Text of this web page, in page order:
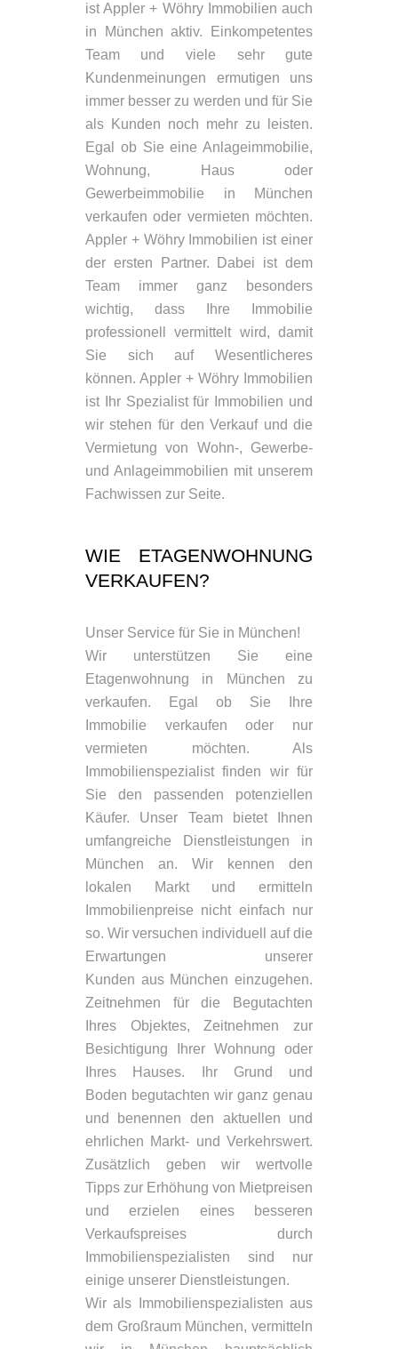
ist Appler + Wöhry Immobilien auch
in München aktiv. Einkompetentes
Team und viele sehr gute
Kundenmeinungen ermutigen uns
immer besser zu werden und für Sie
als Kunden noch mehr zu leisten.
Egal ob Sie eine Anlageimmobilie,
Wohnung, Haus oder
Gewerbeimmobilie in München
verkaufen oder vermieten möchten.
Appler + Wöhry Immobilien ist einer
der ersten Partner. Dabei ist dem
Team immer ganz besonders
wichtig, dass Ihre Immobilie
professionell vermittelt wird, damit
Sie sich auf Wesentlicheres
können. Appler + Wöhry Immobilien
ist Ihr Spezialist für Immobilien und
wir stehen für den Verkauf und die
Vermietung von Wohn-, Gewerbe-
und Anlageimmobilien mit unserem
Fachwissen zur Seite.
WIE ETAGENWOHNUNG
VERKAUFEN?
Unser Service für Sie in München!
Wir unterstützen Sie eine
Etagenwohnung in München zu
verkaufen. Egal ob Sie Ihre
Immobilie verkaufen oder nur
vermieten möchten. Als
Immobilienspezialist finden wir für
Sie den passenden potenziellen
Käufer. Unser Team bietet Ihnen
umfangreiche Dienstleistungen in
München an. Wir kennen den
lokalen Markt und ermitteln
Immobilienpreise nicht einfach nur
so. Wir versuchen individuell auf die
Erwartungen unserer
Kunden aus München einzugehen.
Zeitnehmen für die Begutachten
Ihres Objektes, Zeitnehmen zur
Besichtigung Ihrer Wohnung oder
Ihres Hauses. Ihr Grund und
Boden begutachten wir ganz genau
und benennen den aktuellen und
ehrlichen Markt- und Verkehrswert.
Zusätzlich geben wir wertvolle
Tipps zur Erhöhung von Mietpreisen
und erzielen eines besseren
Verkaufspreises durch
Immobilienspezialisten sind nur
einige unserer Dienstleistungen.
Wir als Immobilienspezialisten aus
dem Großraum München, vermitteln